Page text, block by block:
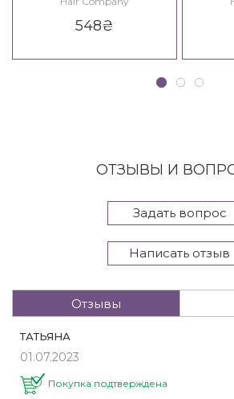
Shampoo
548₴
ОТЗЫВЫ И
Задать вопрос
Написать отзыв
Отзывы
ТАТЬЯНА
01.07.2023
Покупка подтверждена